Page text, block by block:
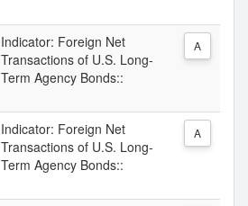
Indicator: Foreign Net
Transactions of U.S. Long-
Term Agency Bonds::
A
Indicator: Foreign Net
Transactions of U.S. Long-
Term Agency Bonds::
A